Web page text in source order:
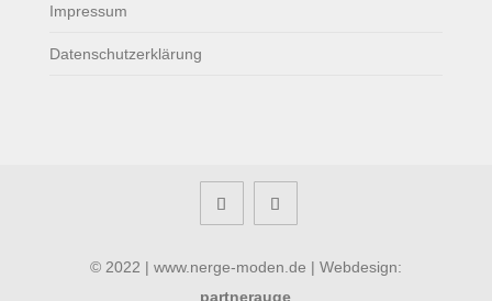
Impressum
Datenschutzerklärung
© 2022 | www.nerge-moden.de | Webdesign:
partnerauge